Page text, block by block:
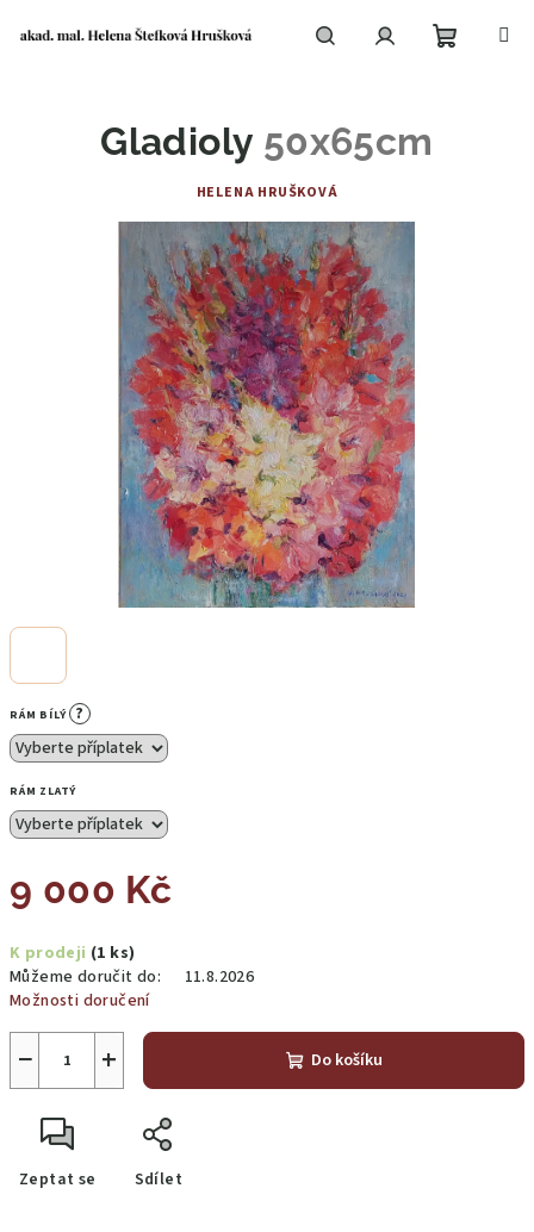
RÁM BÍLÝ ?
RÁM ZLATÝ
9 000 Kč
cena:
K prodeji (1 ks)
Můžeme doručit do:
11.8.2026
Možnosti doručení
+
− Do košíku
Zeptat se Sdílet
Gladioly 50x65cm
HELENA HRUŠKOVÁ